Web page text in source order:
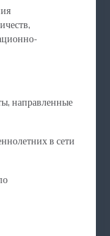
направленные
в сети